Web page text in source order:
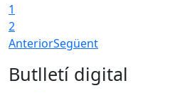
1
2
AnteriorSegüent
Butlletí digital